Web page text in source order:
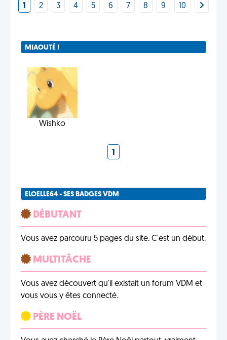
1 2 3 4 5 6 7 8 9 10
MIAOUTÉ !
Wishko
1
ELOELLE64 - SES BADGES VDM
DÉBUTANT
Vous avez parcouru 5 pages du site. C'est un début.
MULTITÂCHE
Vous avez découvert qu'il existait un forum VDM et
vous vous y êtes connecté.
PÈRE NOËL